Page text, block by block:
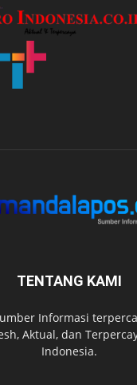
TENTANG KAMI
Informasi
Aktual, dan
Indonesia.